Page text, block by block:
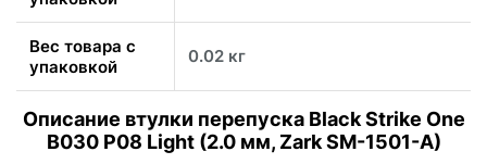
Вес товара с
упаковкой
0.02 кг
Описание втулки перепуска Black Strike One
B030 P08 Light (2.0 мм, Zark SM-1501-A)